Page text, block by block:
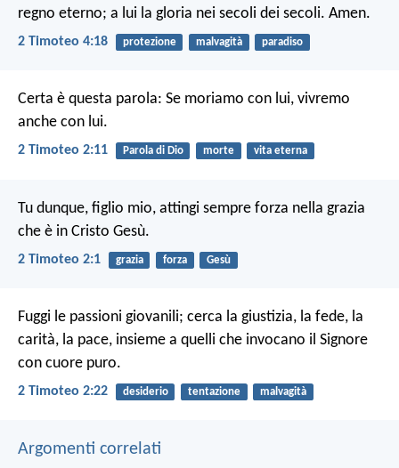
regno eterno; a lui la gloria nei secoli dei secoli. Amen.
2 Timoteo 4:18 protezione malvagità paradiso
Certa è questa parola: Se moriamo con lui, vivremo
anche con lui.
2 Timoteo 2:11 Parola di Dio morte vita eterna
Tu dunque, figlio mio, attingi sempre forza nella grazia
che è in Cristo Gesù.
2 Timoteo 2:1 grazia forza Gesù
Fuggi le passioni giovanili; cerca la giustizia, la fede, la
carità, la pace, insieme a quelli che invocano il Signore
con cuore puro.
2 Timoteo 2:22 desiderio tentazione malvagità
Argomenti correlati